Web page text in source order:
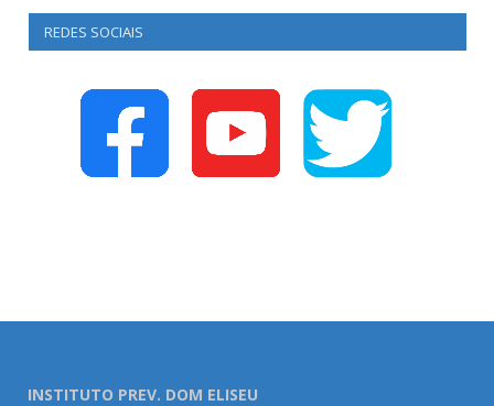
REDES SOCIAIS
INSTITUTO PREV. DOM ELISEU